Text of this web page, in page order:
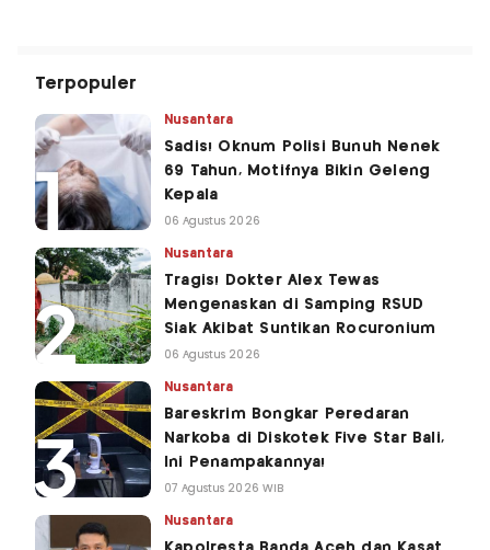
Terpopuler
Nusantara
Sadis! Oknum Polisi Bunuh Nenek
69 Tahun, Motifnya Bikin Geleng
Kepala
06 Agustus 2026
Nusantara
Tragis! Dokter Alex Tewas
Mengenaskan di Samping RSUD
Siak Akibat Suntikan Rocuronium
06 Agustus 2026
Nusantara
Bareskrim Bongkar Peredaran
Narkoba di Diskotek Five Star Bali,
Ini Penampakannya!
07 Agustus 2026 WIB
Nusantara